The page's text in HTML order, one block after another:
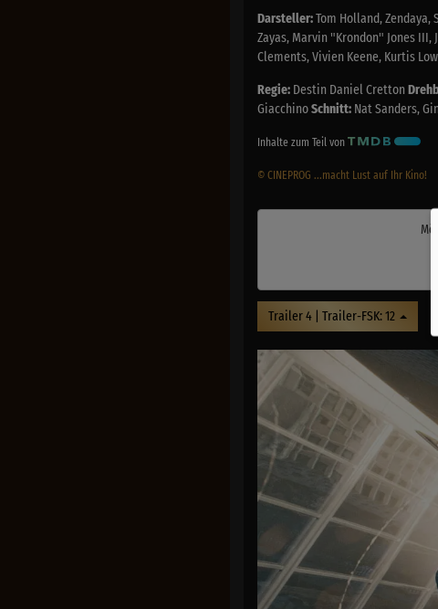
Darsteller:Tom Holland,
Zayas, Marvin "Krondon" Jones III,
Clements, Vivien Keene, Kurtis
Regie: Destin Daniel Cretton
GiacchinoSchnitt: Nat Sanders,
Inhalte zum Teil von
© CINEPROG ...macht Lust auf Ihr Kino!
Trailer 4 | Trailer-FSK: 12